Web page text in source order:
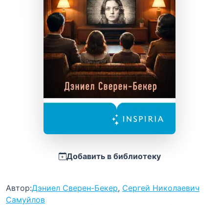
Добавить в библиотеку
Автор:Дэниел Сверен-Бекер, Сергей Николаевич
Самуйлов